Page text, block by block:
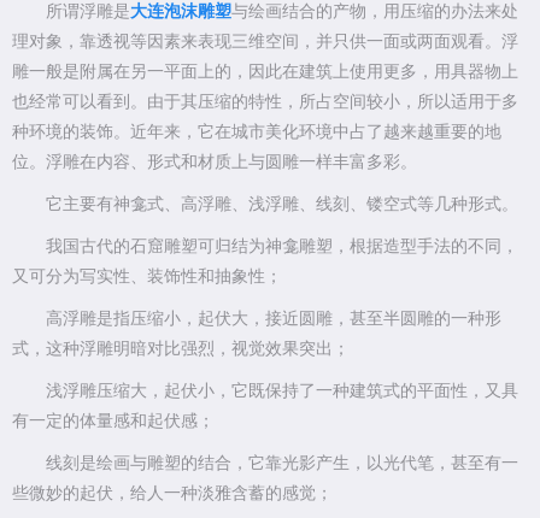
所谓浮雕是大连泡沫雕塑与绘画结合的产物，用压缩的办法来处
理对象，靠透视等因素来表现三维空间，并只供一面或两面观看。浮
雕一般是附属在另一平面上的，因此在建筑上使用更多，用具器物上
也经常可以看到。由于其压缩的特性，所占空间较小，所以适用于多
种环境的装饰。近年来，它在城市美化环境中占了越来越重要的地
位。浮雕在内容、形式和材质上与圆雕一样丰富多彩。
它主要有神龛式、高浮雕、浅浮雕、线刻、镂空式等几种形式。
我国古代的石窟雕塑可归结为神龛雕塑，根据造型手法的不同，
又可分为写实性、装饰性和抽象性；
高浮雕是指压缩小，起伏大，接近圆雕，甚至半圆雕的一种形
式，这种浮雕明暗对比强烈，视觉效果突出；
浅浮雕压缩大，起伏小，它既保持了一种建筑式的平面性，又具
有一定的体量感和起伏感；
线刻是绘画与雕塑的结合，它靠光影产生，以光代笔，甚至有一
些微妙的起伏，给人一种淡雅含蓄的感觉；